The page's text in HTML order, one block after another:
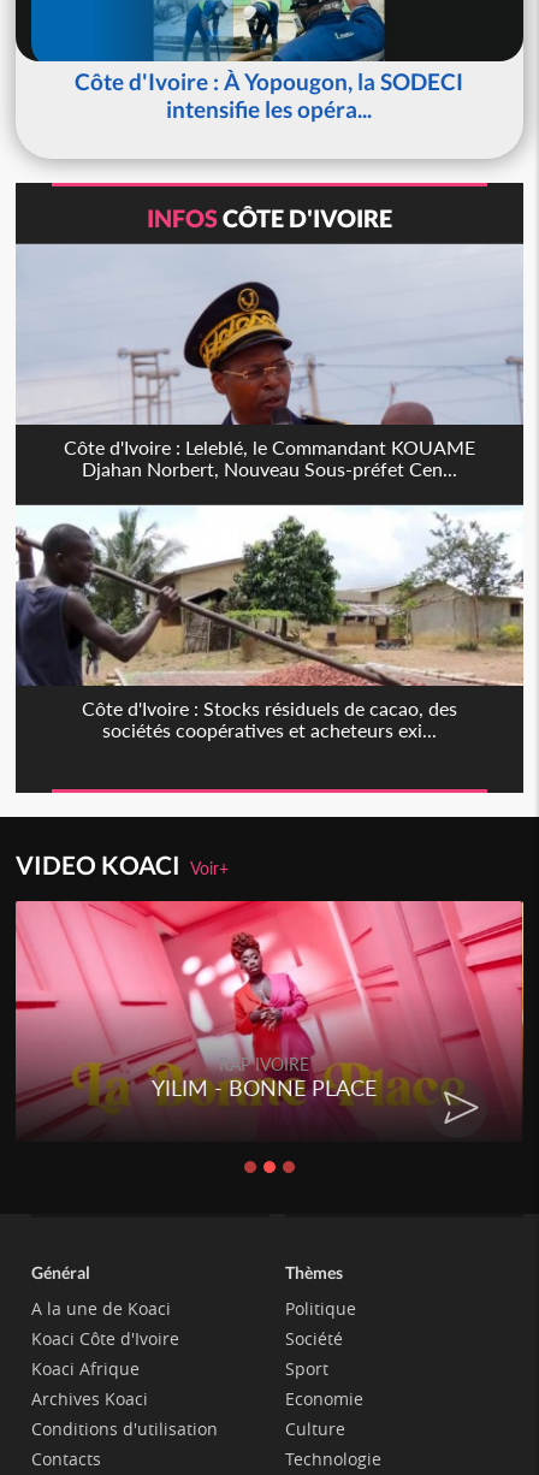
Côte d'Ivoire : À Yopougon, la SODECI
intensifie les opéra...
INFOSCÔTE D'IVOIRE
Côte d'Ivoire : Leleblé, le Commandant KOUAME
Djahan Norbert, Nouveau Sous-préfet Cen...
Côte d'Ivoire : Stocks résiduels de cacao, des
sociétés coopératives et acheteurs exi...
VIDEO KOACIVoir+
RAP IVOIRE
YILIM - BONNE PLACE
Général
A la une de Koaci
Koaci Côte d'Ivoire
Koaci Afrique
Archives Koaci
Conditions d'utilisation
Contacts
Thèmes
Politique
Société
Sport
Economie
Culture
Technologie